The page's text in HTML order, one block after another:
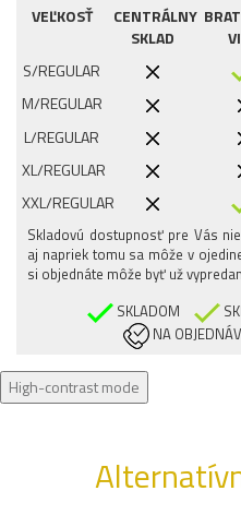
VEĽKOSŤ
CENTRÁLNY
SKLAD
S/REGULAR
M/REGULAR
L/REGULAR
XL/REGULAR
XXL/REGULAR
Skladovú dostupnosť pre Vás
aj napriek tomu sa môže v
si objednáte môže byť už
SKLADOM
NA
High-contrast mode